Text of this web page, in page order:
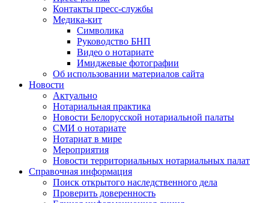
Контакты пресс-службы
Медика-кит
Символика
Руководство БНП
Видео о нотариате
Имиджевые фотографии
Об использовании материалов сайта
Новости
Актуально
Нотариальная практика
Новости Белорусской нотариальной палаты
СМИ о нотариате
Нотариат в мире
Мероприятия
Новости территориальных нотариальных палат
Справочная информация
Поиск открытого наследственного дела
Проверить доверенность